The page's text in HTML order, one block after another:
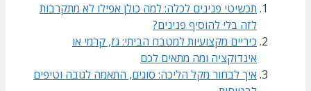
תכשיטי פנינים לכלה: למה כולן אפילו לא מתקרבות
לזה בלי להוסיף פנינים?
כיריים מקצועיות למטבח הביתי: גז, קרמי או
אינדוקציה ומה מתאים לכם
איך לבחור מקל הליכה: סוגים, התאמה לגובה וטיפים